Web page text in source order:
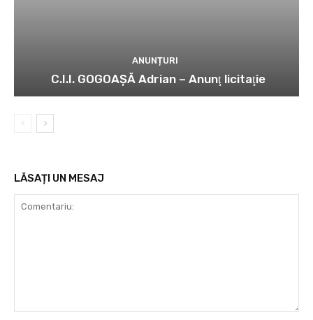
ANUNȚURI
C.I.I. GOGOAŞĂ Adrian – Anunţ licitaţie
LĂSAȚI UN MESAJ